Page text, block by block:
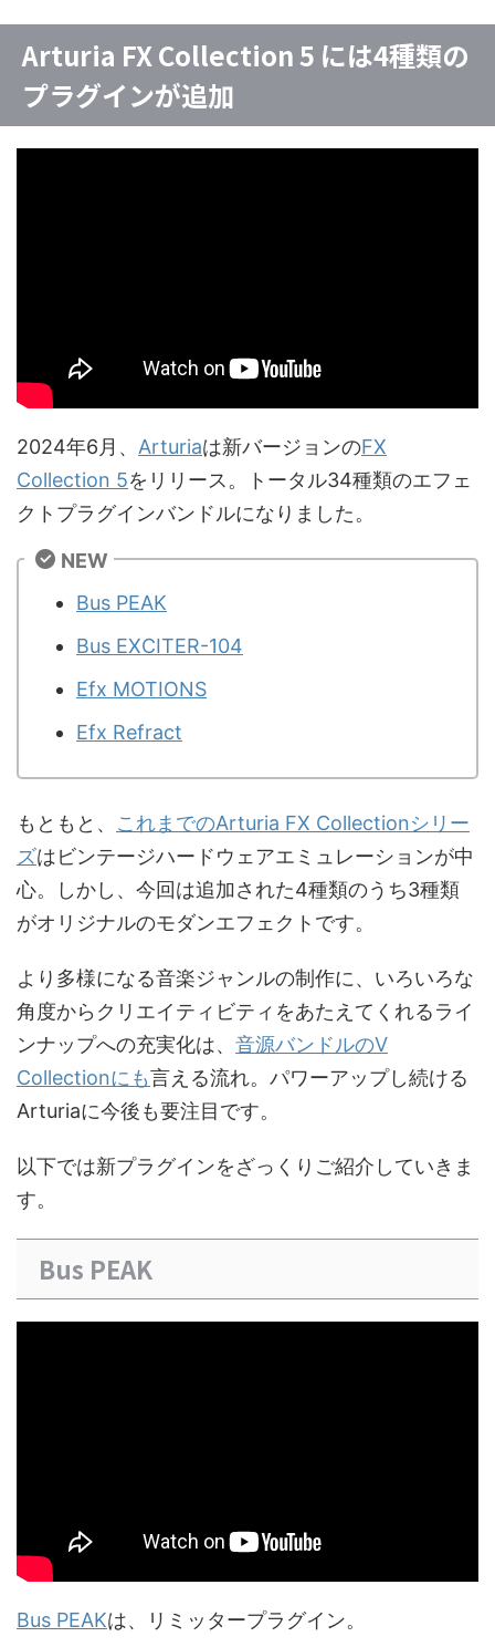
Arturia FX Collection 5 には4種類の
プラグインが追加
2024年6月、 Arturiaは新バージョンのFX
Collection 5をリリース。トータル34種類のエフェ
クトプラグインバンドルになりました。
NEW
Bus PEAK
Bus EXCITER-104
Efx MOTIONS
Efx Refract
もともと、 これまでのArturia FX Collectionシリー
ズはビンテージハードウェアエミュレーションが中
心。しかし、今回は追加された4種類のうち3種類
がオリジナルのモダンエフェクトです。
より多様になる音楽ジャンルの制作に、いろいろな
角度からクリエイティビティをあたえてくれるライ
ンナップへの充実化は、 音源バンドルのV
Collectionにも言える流れ。パワーアップし続ける
Arturiaに今後も要注目です。
以下では新プラグインをざっくりご紹介していきま
す。
Bus PEAK
Bus PEAKは、リミッタープラグイン。